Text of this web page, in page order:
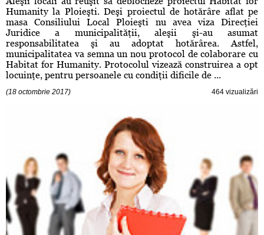
Humanity la Ploieşti. Deşi proiectul de hotărâre aflat pe
masa Consiliului Local Ploieşti nu avea viza Direcţiei
Juridice a municipalităţii, aleşii şi-au asumat
responsabilitatea şi au adoptat hotărârea. Astfel,
municipalitatea va semna un nou protocol de colaborare cu
Habitat for Humanity. Protocolul vizează construirea a opt
locuinţe, pentru persoanele cu condiţii dificile de ...
(18 octombrie 2017) 464 vizualizări